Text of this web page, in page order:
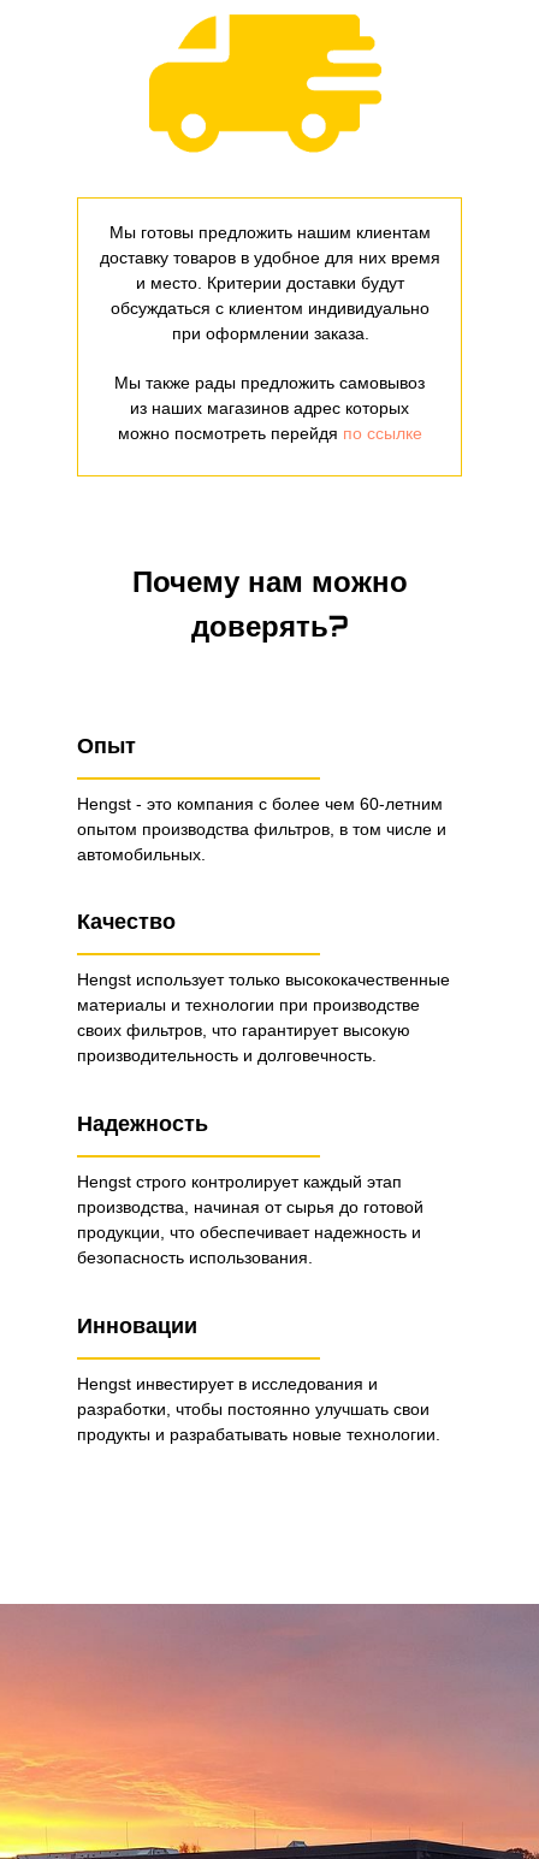
Мы готовы предложить нашим клиентам
доставку товаров в удобное для них время
и место. Критерии доставки будут
обсуждаться с клиентом индивидуально
при оформлении заказа.
Мы также рады предложить самовывоз
из наших магазинов адрес которых
можно посмотреть перейдя по ссылке
Почему нам можно
доверять?
Опыт
Hengst - это компания с более чем 60-летним
опытом производства фильтров, в том числе и
автомобильных.
Качество
Надежность
Hengst использует только высококачественные
материалы и технологии при производстве
своих фильтров, что гарантирует высокую
производительность и долговечность.
Инновации
Hengst строго контролирует каждый этап
производства, начиная от сырья до готовой
продукции, что обеспечивает надежность и
безопасность использования.
Hengst инвестирует в исследования и
разработки, чтобы постоянно улучшать свои
продукты и разрабатывать новые технологии.